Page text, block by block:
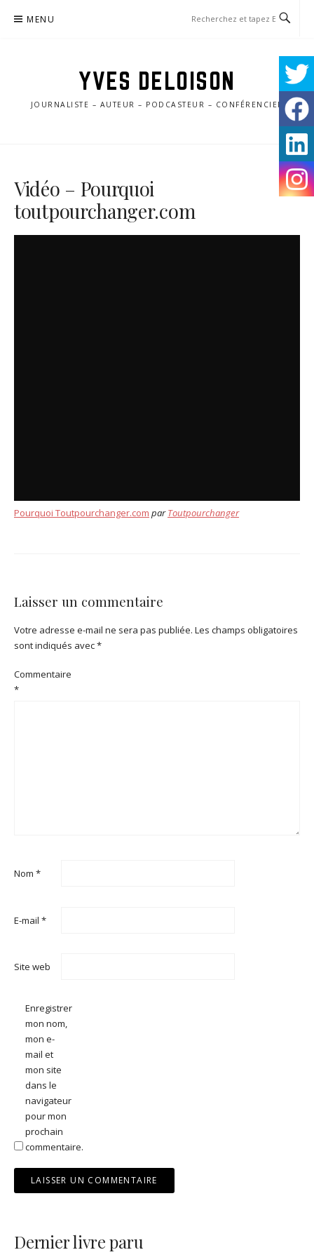
MENU
YVES DELOISON
JOURNALISTE – AUTEUR – PODCASTEUR – CONFÉRENCIER
Vidéo – Pourquoi
toutpourchanger.com
Pourquoi Toutpourchanger.com parToutpourchanger
Laisser un commentaire
Votre adresse e-mail ne sera pas publiée. Les champs obligatoires
sont indiqués avec*
Commentaire
*
Nom *
E-mail *
Site web
Enregistrer
mon nom,
mon e-
mail et
mon site
dans le
navigateur
pour mon
prochain
commentaire.
Dernier livre paru